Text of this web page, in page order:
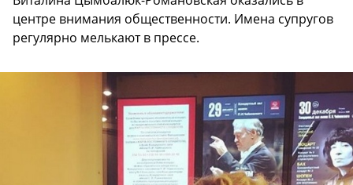
центре внимания общественности. Имена супругов
регулярно мелькают в прессе.